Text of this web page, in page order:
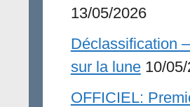
13/05/2026
Déclassification
sur la lune 10/
OFFICIEL: